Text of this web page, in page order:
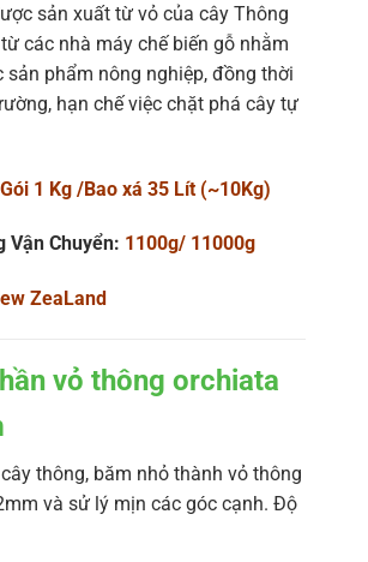
sản xuất từ vỏ của cây Thông
các nhà máy chế biến gỗ nhằm
sản phẩm nông nghiệp, đồng thời
hạn chế việc chặt phá cây tự
Gói 1 Kg /Bao xá 35 Lít (~10Kg)
Vận Chuyển: 1100g/ 11000g
ZeaLand
vỏ thông orchiata
thông, băm nhỏ thành vỏ thông
và sử lý mịn các góc cạnh. Độ